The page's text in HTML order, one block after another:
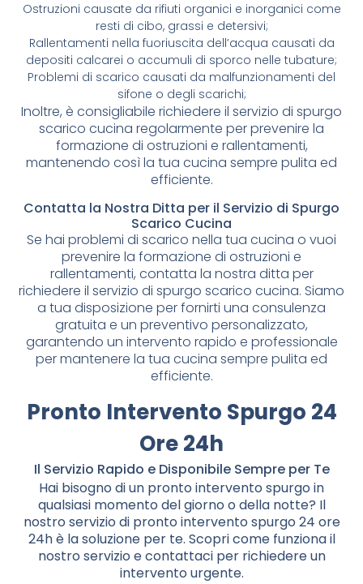
Ostruzioni causate da rifiuti organici e inorganici come
resti di cibo, grassi e detersivi;
Rallentamenti nella fuoriuscita dell’acqua causati da
depositi calcarei o accumuli di sporco nelle tubature;
Problemi di scarico causati da malfunzionamenti del
sifone o degli scarichi;
Inoltre, è consigliabile richiedere il servizio di spurgo
scarico cucina regolarmente per prevenire la
formazione di ostruzioni e rallentamenti,
mantenendo così la tua cucina sempre pulita ed
efficiente.
Contatta la Nostra Ditta per il Servizio di Spurgo
Scarico Cucina
Se hai problemi di scarico nella tua cucina o vuoi
prevenire la formazione di ostruzioni e
rallentamenti, contatta la nostra ditta per
richiedere il servizio di spurgo scarico cucina. Siamo
a tua disposizione per fornirti una consulenza
gratuita e un preventivo personalizzato,
garantendo un intervento rapido e professionale
per mantenere la tua cucina sempre pulita ed
efficiente.
Pronto Intervento Spurgo 24
Ore 24h
Il Servizio Rapido e Disponibile Sempre per Te
Hai bisogno di un pronto intervento spurgo in
qualsiasi momento del giorno o della notte? Il
nostro servizio di pronto intervento spurgo 24 ore
24h è la soluzione per te. Scopri come funziona il
nostro servizio e contattaci per richiedere un
intervento urgente.